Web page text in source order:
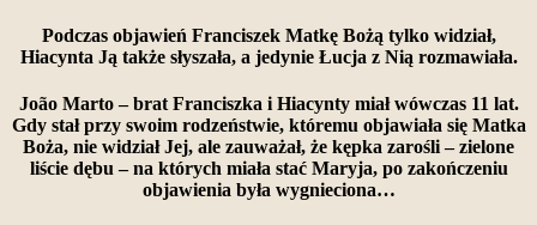
Podczas objawień Franciszek Matkę Bożą tylko widział,
Hiacynta Ją także słyszała, a jedynie Łucja z Nią rozmawiała.
João Marto – brat Franciszka i Hiacynty miał wówczas 11 lat.
Gdy stał przy swoim rodzeństwie, któremu objawiała się Matka
Boża, nie widział Jej, ale zauważał, że kępka zarośli – zielone
liście dębu – na których miała stać Maryja, po zakończeniu
objawienia była wygnieciona…